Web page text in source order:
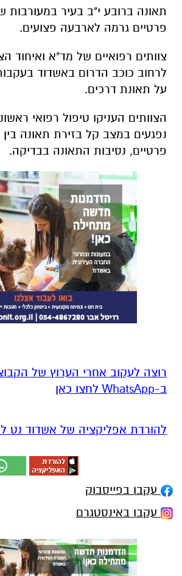
תאונה ברובע י"ב בעיר במעורבות
פרטיים גרמה לארבעה פצועים.
צוותים רפואיים של מד"א ואיחוד
לרחוב כוכב הדרום באשדוד
על תאונת דרכים.
הצוותים העניקו טיפול רפואי
נפגעים במצב קל בזירת תאונה
פרטיים, נסיבות התאונה בבדיקה.
רוצה לעקוב אחרי הערוץ של
ב-WhatsApp לחצו כאן
להורדת אפליקציה של אשדוד נט
עקבו בפייסבוק
עקבו באינסטגרם